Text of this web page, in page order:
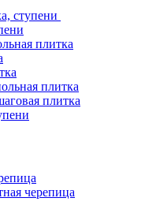
ступени
плитка
плитка
плитка
черепица